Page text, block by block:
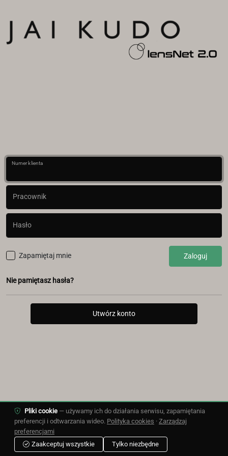
Numer klienta
Pracownik
Hasło
Zapamiętaj mnie Zaloguj
Nie pamiętasz hasła?
Utwórz konto
Śledź nas
Pliki cookie — używamy ich do działania serwisu, zapamiętania
preferencji i odtwarzania wideo. Polityka cookies · Zarządzaj
preferencjami
Zaakceptuj wszystkie
Tylko niezbędne